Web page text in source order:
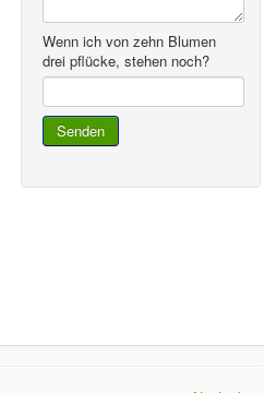
Wenn ich von zehn Blumen
drei pflücke, stehen noch?